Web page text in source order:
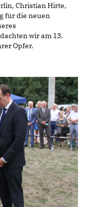
Christian Hirte,
für die neuen
wir am 13.
Opfer.